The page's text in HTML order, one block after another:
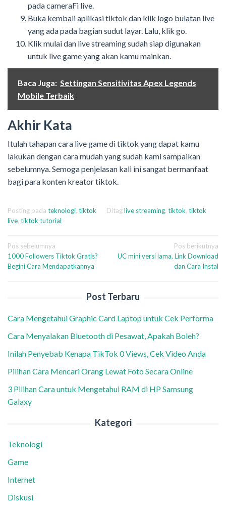
pada cameraFi live.
Buka kembali aplikasi tiktok dan klik logo bulatan live
yang ada pada bagian sudut layar. Lalu, klik go.
Klik mulai dan live streaming sudah siap digunakan
untuk live game yang akan kamu mainkan.
Baca Juga: Settingan Sensitivitas Apex Legends
Mobile Terbaik
Akhir Kata
Itulah tahapan cara live game di tiktok yang dapat kamu
lakukan dengan cara mudah yang sudah kami sampaikan
sebelumnya. Semoga penjelasan kali ini sangat bermanfaat
bagi para konten kreator tiktok.
Posting pada teknologi, tiktok Ditaglive streaming, tiktok, tiktok
live, tiktok tutorial
Navigasi
pos
Pos sebelumnya
1000 Followers Tiktok Gratis?
Begini Cara Mendapatkannya
Pos berikutnya
UC mini versi lama, Link Download
dan Cara Instal
Post Terbaru
Cara Mengetahui Graphic Card Laptop untuk Cek Performa
Cara Menyalakan Bluetooth di Pesawat, Apakah Boleh?
Inilah Penyebab Kenapa TikTok 0 Views, Cek Video Anda
Pilihan Cara Mencari Orang Lewat Foto Secara Online
3 Pilihan Cara untuk Mengetahui RAM di HP Samsung
Galaxy
Kategori
Teknologi
Game
Internet
Diskusi